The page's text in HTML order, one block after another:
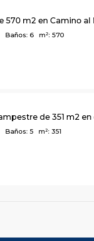
Baños: 6
m²: 570
Baños: 5
m²: 351